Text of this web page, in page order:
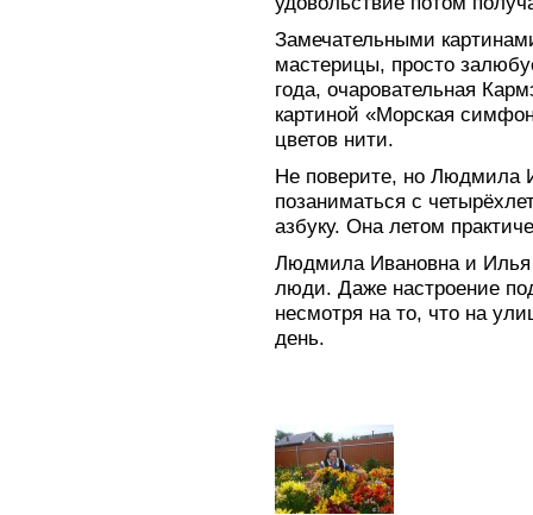
Замечательными
мастерицы, просто
года, очаровательная
картиной «Морская
цветов нити.
Не поверите, но Людмила
позаниматься с
азбуку. Она летом
Людмила Ивановна и Илья
люди. Даже настроение
несмотря на то, что на
день.